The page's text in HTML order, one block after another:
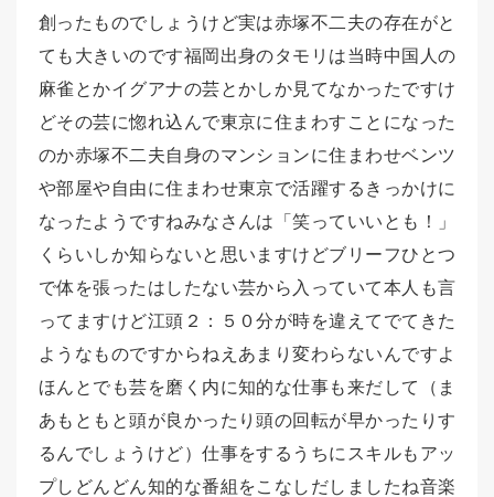
創ったものでしょうけど実は赤塚不二夫の存在がと
ても大きいのです福岡出身のタモリは当時中国人の
麻雀とかイグアナの芸とかしか見てなかったですけ
どその芸に惚れ込んで東京に住まわすことになった
のか赤塚不二夫自身のマンションに住まわせベンツ
や部屋や自由に住まわせ東京で活躍するきっかけに
なったようですねみなさんは「笑っていいとも！」
くらいしか知らないと思いますけどブリーフひとつ
で体を張ったはしたない芸から入っていて本人も言
ってますけど江頭２：５０分が時を違えてでてきた
ようなものですからねえあまり変わらないんですよ
ほんとでも芸を磨く内に知的な仕事も来だして（ま
あもともと頭が良かったり頭の回転が早かったりす
るんでしょうけど）仕事をするうちにスキルもアッ
プしどんどん知的な番組をこなしだしましたね音楽